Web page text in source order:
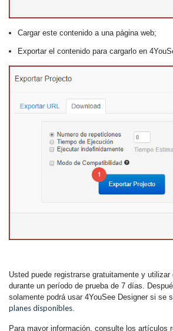
Cargar este contenido a una página web;
Exportar el contenido para cargarlo en
Usted puede registrarse gratuitamente y utilizar
durante un período de prueba de 7 días.
solamente podrá usar 4YouSee Designer si se
planes disponibles
Para mayor información, consulte los artículos